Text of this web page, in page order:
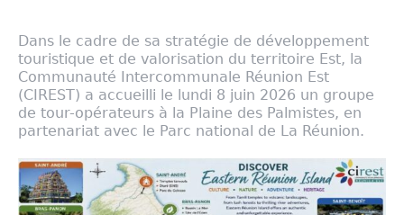
Dans le cadre de sa stratégie de développement
touristique et de valorisation du territoire Est, la
Communauté Intercommunale Réunion Est
(CIREST) a accueilli le lundi 8 juin 2026 un groupe
de tour-opérateurs à la Plaine des Palmistes, en
partenariat avec le Parc national de La Réunion.